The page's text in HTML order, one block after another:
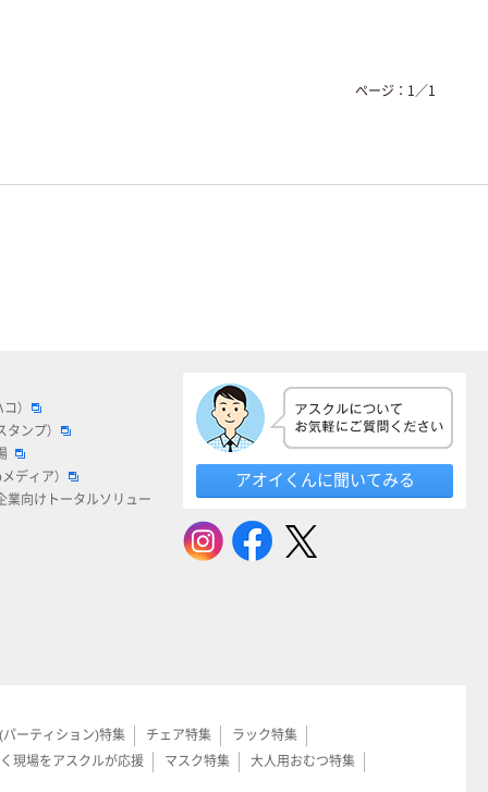
ページ： 1 ／1
）
タンプ）
ディア）
業向けトータルソリュー
アオイくんに聞いてみる
ーティション)特集 チェア特集
ラック特集
現場をアスクルが応援 マスク特集
大人用おむつ特集